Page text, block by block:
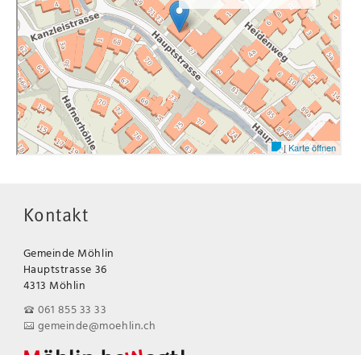
Kontakt
Gemeinde Möhlin
Hauptstrasse 36
4313 Möhlin
061 855 33 33
gemeinde@moehlin.ch